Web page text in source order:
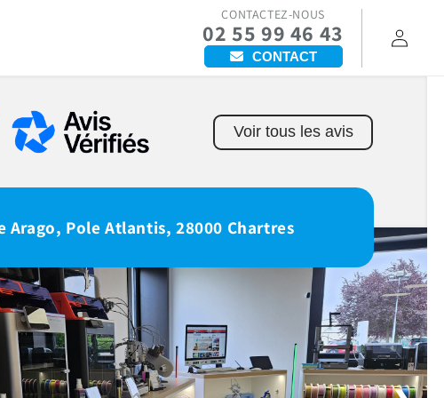
CONTACTEZ-NOUS
02 55 99 46 43
CONTACT
Connexion
Voir tous les avis
Arago, Pole Atlantis, 28000 Chartres